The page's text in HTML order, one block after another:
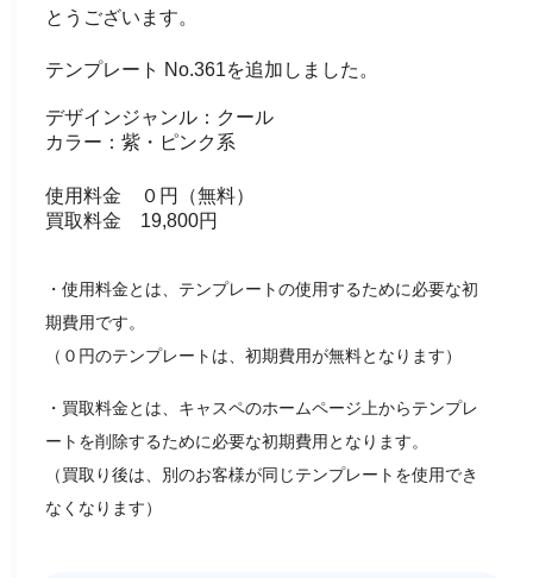
とうございます。
テンプレート No.361を追加しました。
デザインジャンル：クール
カラー：紫・ピンク系
使用料金 ０円（無料）
買取料金 19,800円
・使用料金とは、テンプレートの使用するために必要な初
期費用です。
（０円のテンプレートは、初期費用が無料となります）
・買取料金とは、キャスペのホームページ上からテンプレ
ートを削除するために必要な初期費用となります。
（買取り後は、別のお客様が同じテンプレートを使用でき
なくなります）